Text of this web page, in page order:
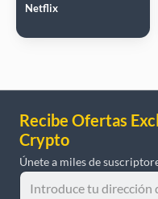
Netflix
Recibe Ofertas
Crypto
Únete a miles de